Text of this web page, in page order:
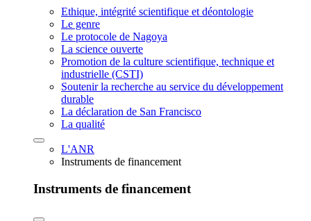
Ethique, intégrité scientifique et déontologie
Le genre
Le protocole de Nagoya
La science ouverte
Promotion de la culture scientifique, technique et
industrielle (CSTI)
Soutenir la recherche au service du développement
durable
La déclaration de San Francisco
La qualité
L'ANR
Instruments de financement
Instruments de financement